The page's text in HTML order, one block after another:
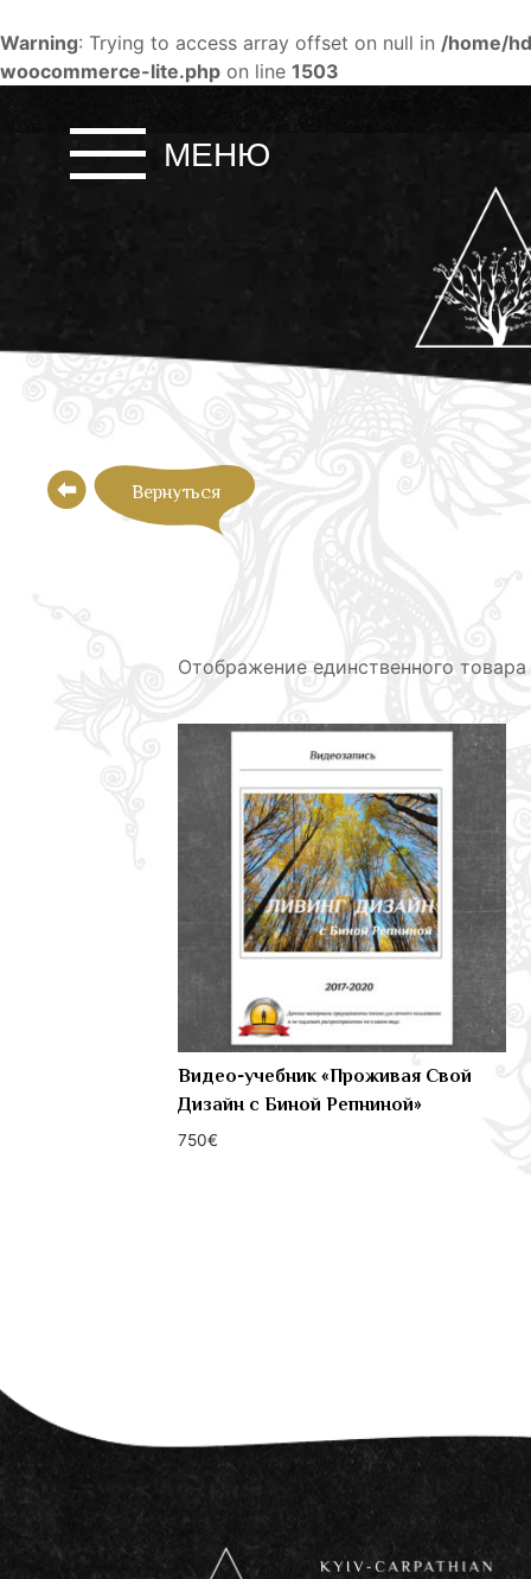
Warning: Trying to access array offset on null in /home/
woocommerce-lite.php on line 1503
МЕНЮ
Вернуться
Отображение единственного товара
Видео-учебник «Проживая Свой
Дизайн с Биной Репниной»
750€